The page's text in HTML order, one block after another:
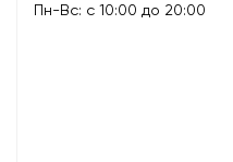
Пн-Вс: с 10:00 до 20:00